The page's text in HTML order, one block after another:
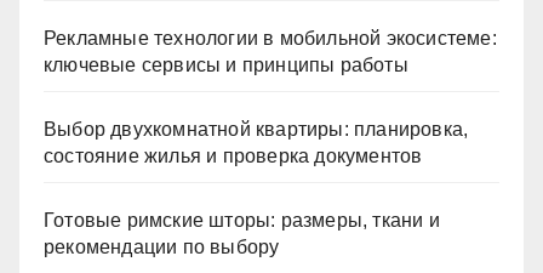
Рекламные технологии в мобильной экосистеме:
ключевые сервисы и принципы работы
Выбор двухкомнатной квартиры: планировка,
состояние жилья и проверка документов
Готовые римские шторы: размеры, ткани и
рекомендации по выбору